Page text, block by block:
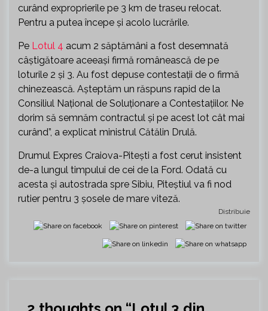
curând exproprierile pe 3 km de traseu relocat.
Pentru a putea începe şi acolo lucrările.
Pe Lotul 4 acum 2 săptămâni a fost desemnată
câştigătoare aceeaşi firmă românească de pe
loturile 2 şi 3. Au fost depuse contestaţii de o firmă
chinezească. Aşteptăm un răspuns rapid de la
Consiliul Naţional de Soluţionare a Contestaţiilor. Ne
dorim să semnăm contractul şi pe acest lot cât mai
curând”, a explicat ministrul Cătălin Drulă.
Drumul Expres Craiova-Pitești a fost cerut insistent
de-a lungul timpului de cei de la Ford. Odată cu
acesta și autostrada spre Sibiu, Piteștiul va fi nod
rutier pentru 3 șosele de mare viteză.
Distribuie